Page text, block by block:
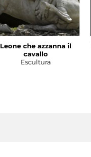
Leone che azzanna il
cavallo
Escultura